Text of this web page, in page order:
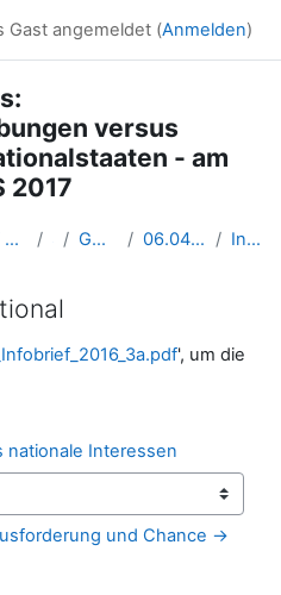
Gast angemeldet (Anmelden)
versus
- am
2017
ARCHIV - Lehrveranstaltungen am Standort Linz - seit 2016 SS 2017 GW_WahlfachEU_Linz_2017ss 06.04.2017 BREXIT - Wie weiter in Europa? Infobrief eu&international
', um die
Interessen
und Chance →